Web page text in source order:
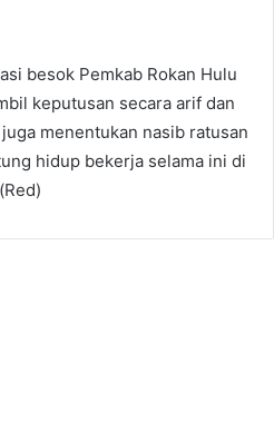
besok Pemkab Rokan Hulu
keputusan secara arif dan
menentukan nasib ratusan
hidup bekerja selama ini di